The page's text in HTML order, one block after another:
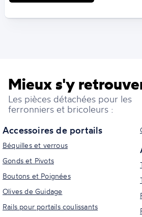
Mieux s'y
Les pièces détachées pour les
ferronniers et bricoleurs :
Accessoires de portails
Béquilles et verrous
Gonds et Pivots
Boutons et Poignées
Olives de Guidage
Rails pour portails coulissants